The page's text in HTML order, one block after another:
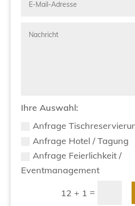
Ihre Auswahl:
Anfrage
Anfrage Hotel / Tagung
Anfrage Feierlichkeit /
Eventmanagement
12 + 1 =